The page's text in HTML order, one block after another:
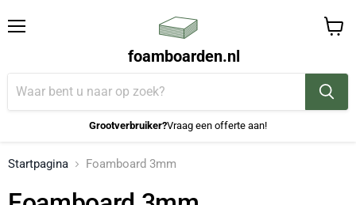
foamboarden.nl
Grootverbruiker?Vraag een offerte aan!
Startpagina Foamboard 3mm